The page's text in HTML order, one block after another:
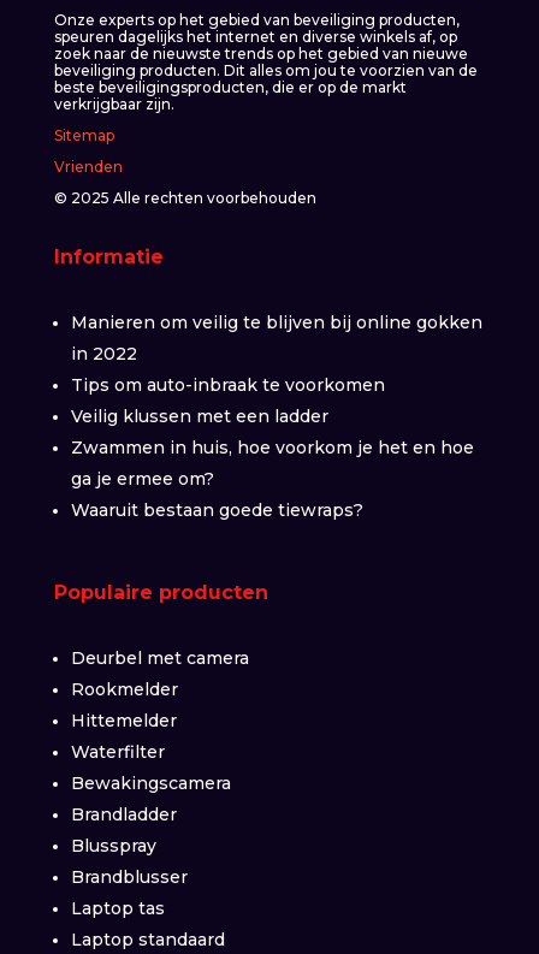
Onze experts op het gebied van beveiliging producten,
speuren dagelijks het internet en diverse winkels af, op
zoek naar de nieuwste trends op het gebied van nieuwe
beveiliging producten. Dit alles om jou te voorzien van de
beste beveiligingsproducten, die er op de markt
verkrijgbaar zijn.
Sitemap
Vrienden
© 2025 Alle rechten voorbehouden
Informatie
Manieren om veilig te blijven bij online gokken
in 2022
Tips om auto-inbraak te voorkomen
Veilig klussen met een ladder
Zwammen in huis, hoe voorkom je het en hoe
ga je ermee om?
Waaruit bestaan goede tiewraps?
Populaire producten
Deurbel met camera
Rookmelder
Hittemelder
Waterfilter
Bewakingscamera
Brandladder
Blusspray
Brandblusser
Laptop tas
Laptop standaard